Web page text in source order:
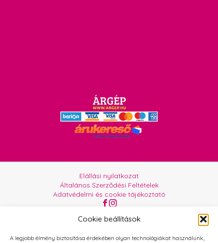
Cookie beállítások
A legjobb élmény biztosítása érdekében olyan technológiákat használunk,
Elállási nyilatkozat
Általános Szerződési Feltételek
Adatvédelmi és cookie tájékoztató